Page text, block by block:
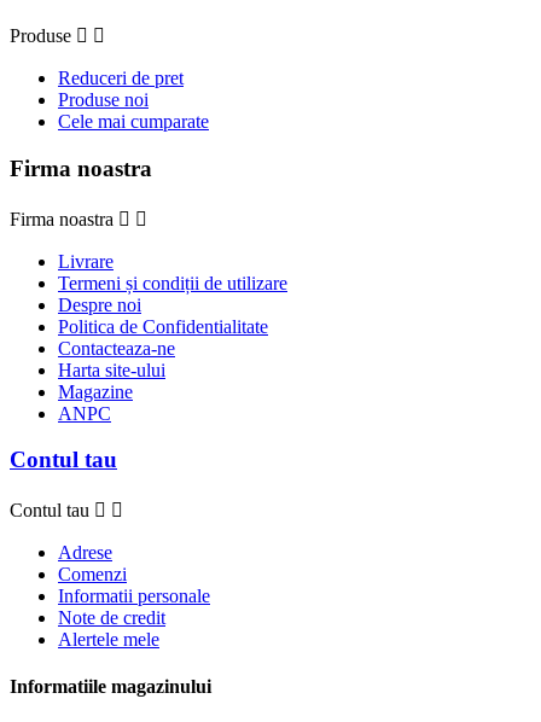
Produse  
Reduceri de pret
Produse noi
Cele mai cumparate
Firma noastra
Firma noastra  
Livrare
Termeni și condiții de utilizare
Despre noi
Politica de Confidentialitate
Contacteaza-ne
Harta site-ului
Magazine
ANPC
Contul tau
Contul tau  
Adrese
Comenzi
Informatii personale
Note de credit
Alertele mele
Informatiile magazinului